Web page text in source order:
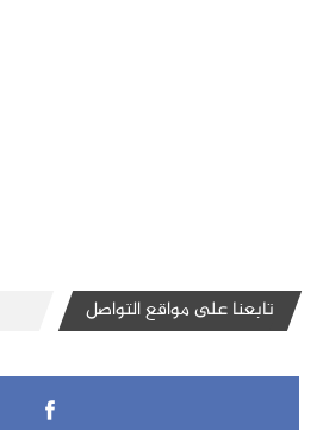
تابعنا على مواقع التواصل